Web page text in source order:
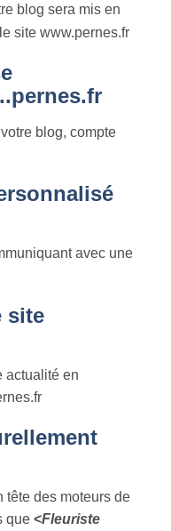
blog sera mis en
site www.pernes.fr
blog, compte
avec une
site
actualité en
tête des moteurs de
que <Fleuriste